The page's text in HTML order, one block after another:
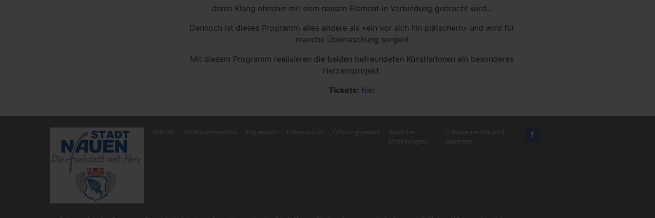
deren Klang ohnehin mit dem nassen Element in Verbindung gebracht wird…
Dennoch ist dieses Programm alles andere als «ein vor sich hin plätschern» und wird für
manche Überraschung sorgen!
Mit diesem Programm realisieren die beiden befreundeten Künstlerinnen ein besonderes
Herzensprojekt.
Tickets: hier
Kontakt Inhaltsverzeichnis Impressum Datenschutz Öffnungszeiten
Amtliche
Mitteilungen
Urheberrechte und
Lizenzen